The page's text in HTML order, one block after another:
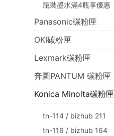
瓶裝墨水滿4瓶享優惠
Panasonic碳粉匣
OKI碳粉匣
Lexmark碳粉匣
奔圖PANTUM 碳粉匣
Konica Minolta碳粉匣
tn-114 / bizhub 211
tn-116 / bizhub 164